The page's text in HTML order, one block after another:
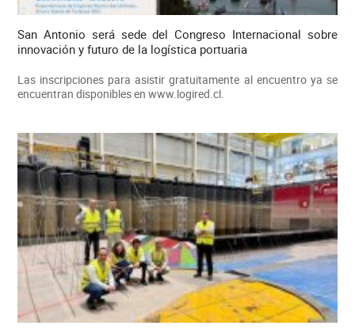
San Antonio será sede del Congreso Internacional sobre
innovación y futuro de la logística portuaria
Las inscripciones para asistir gratuitamente al encuentro ya se
encuentran disponibles en www.logired.cl.